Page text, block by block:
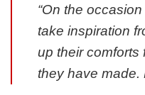
“On the
take inspiration
up their comforts
they have made.